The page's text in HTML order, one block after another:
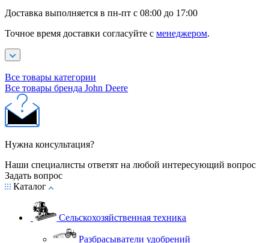
Доставка выполняется в пн-пт с 08:00 до 17:00
Точное время доставки согласуйте с менеджером.
Все товары категории
Все товары бренда John Deere
Нужна консультация?
Наши специалисты ответят на любой интересующий вопрос
Задать вопрос
Каталог
Сельскохозяйственная техника
Разбрасыватели удобрений